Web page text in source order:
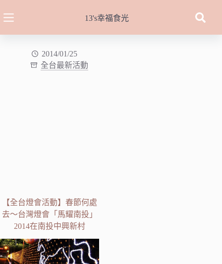
至
13's幸福食光
2014/01/25
全台最新活動
【全台燈會活動】春節何處
去～台灣燈會「馬耀南投」
2014在南投中興新村